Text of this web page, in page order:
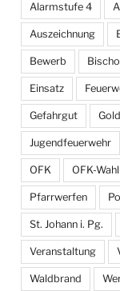
Alarmstufe 4
Auszeichnung
Bewerb
Einsatz
Gefahrgut Gold
Jugendfeuerwehr
OFK OFK-Wahl
Pfarrwerfen
St. Johann i. Pg.
Veranstaltung
Waldbrand